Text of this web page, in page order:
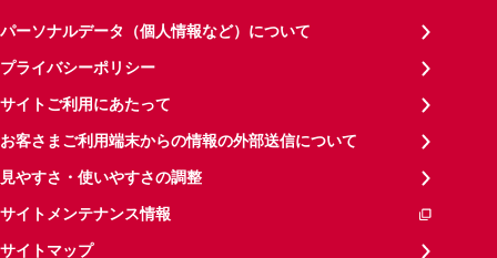
パーソナルデータ（個人情報など）について
プライバシーポリシー
サイトご利用にあたって
お客さまご利用端末からの情報の外部送信について
見やすさ・使いやすさの調整
サイトメンテナンス情報
サイトマップ